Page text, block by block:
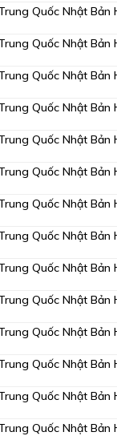
Quốc Nhật Bản
Quốc Nhật Bản
Quốc Nhật Bản
Quốc Nhật Bản
Quốc Nhật Bản
Quốc Nhật Bản
Quốc Nhật Bản
Quốc Nhật Bản
Quốc Nhật Bản
Quốc Nhật Bản
Quốc Nhật Bản
Quốc Nhật Bản
Quốc Nhật Bản
Quốc Nhật Bản